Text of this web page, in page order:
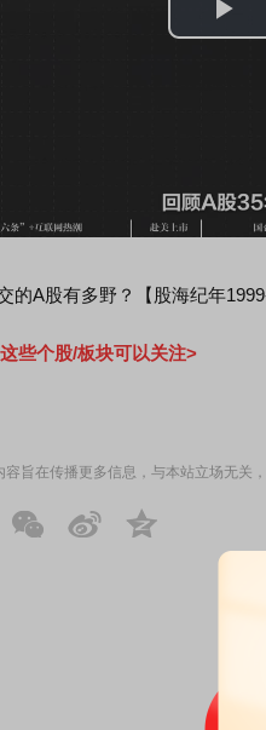
A股有多野？【股海纪年1999-
些个股/板块可以关注>
容旨在传播更多信息，与本站立场无关